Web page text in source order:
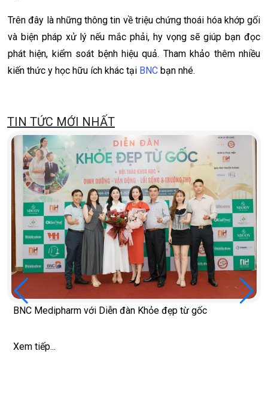
Trên đây là những thông tin về triệu chứng thoái hóa khớp gối
và biện pháp xử lý nếu mắc phải, hy vọng sẽ giúp bạn đọc
phát hiện, kiểm soát bệnh hiệu quả. Tham khảo thêm nhiều
kiến thức y học hữu ích khác tại BNC bạn nhé.
TIN TỨC MỚI NHẤT
BNC Medipharm với Diễn đàn Khỏe đẹp từ gốc
Xem tiếp...